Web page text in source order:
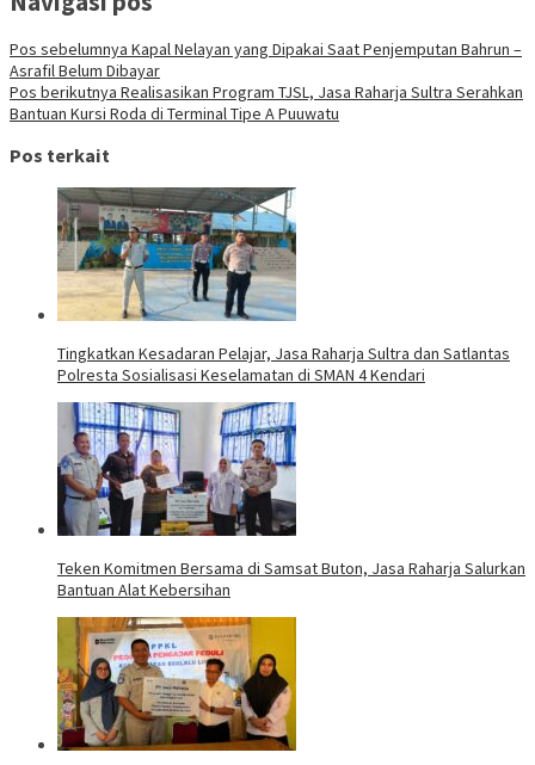
Pos sebelumnya Kapal Nelayan yang Dipakai Saat Penjemputan Bahrun –
Asrafil Belum Dibayar
Pos berikutnya Realisasikan Program TJSL, Jasa Raharja Sultra Serahkan
Bantuan Kursi Roda di Terminal Tipe A Puuwatu
Pos terkait
Tingkatkan Kesadaran Pelajar, Jasa Raharja Sultra dan Satlantas
Polresta Sosialisasi Keselamatan di SMAN 4 Kendari
Teken Komitmen Bersama di Samsat Buton, Jasa Raharja Salurkan
Bantuan Alat Kebersihan